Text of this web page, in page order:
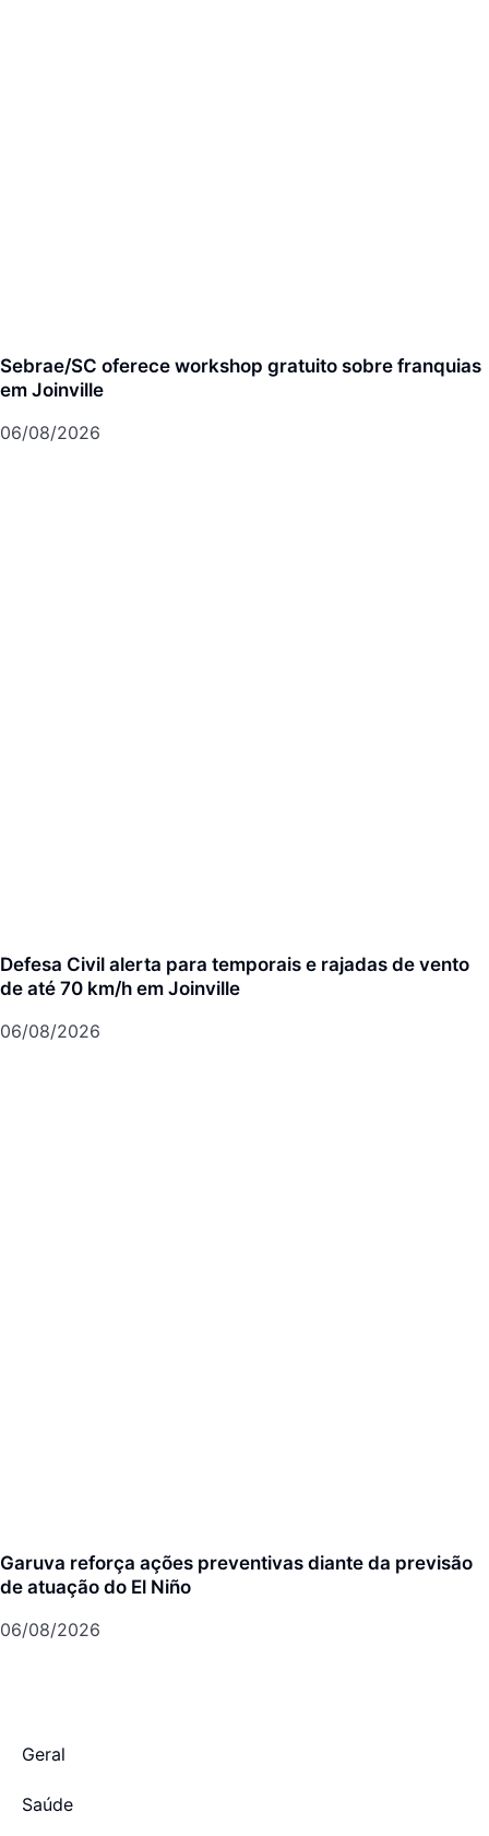
Sebrae/SC oferece workshop gratuito sobre franquias
em Joinville
06/08/2026
Defesa Civil alerta para temporais e rajadas de vento
de até 70 km/h em Joinville
06/08/2026
Garuva reforça ações preventivas diante da previsão
de atuação do El Niño
06/08/2026
Geral
Saúde